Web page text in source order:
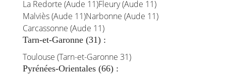
La Redorte (Aude 11)Fleury (Aude 11)
Malviès (Aude 11)Narbonne (Aude 11)
Carcassonne (Aude 11)
Tarn-et-Garonne (31) :
Toulouse (Tarn-et-Garonne 31)
Pyrénées-Orientales (66) :